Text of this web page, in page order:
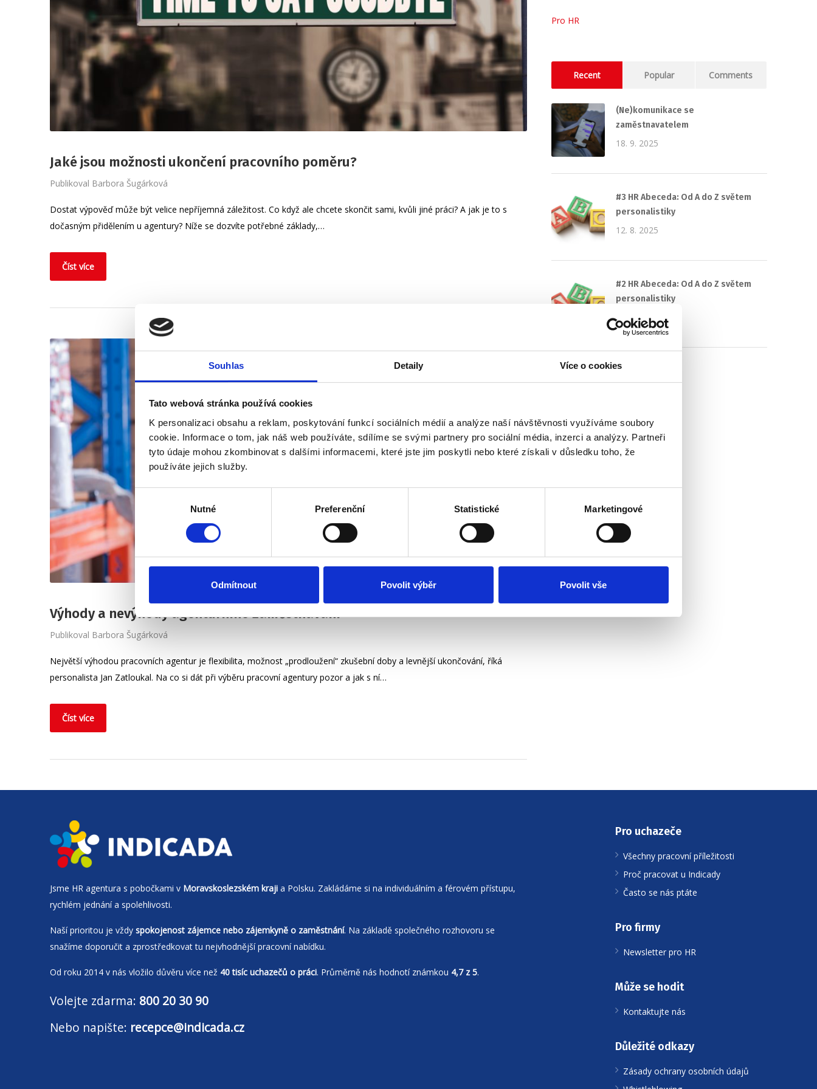
Souhlas Detaily Více o cookies
Tato webová stránka používá cookies
K personalizaci obsahu a reklam, poskytování funkcí sociálních médií a analýze naší návštěvnosti využíváme soubory
cookie. Informace o tom, jak náš web používáte, sdílíme se svými partnery pro sociální média, inzerci a analýzy. Partneři
tyto údaje mohou zkombinovat s dalšími informacemi, které jste jim poskytli nebo které získali v důsledku toho, že
používáte jejich služby.
Výběr
Nutné Preferenční Statistické Marketingové
Odmítnout Povolit výběr Povolit vše
Jaké jsou možnosti ukončení pracovního poměru?
Publikoval Barbora Šugárková
Dostat výpověď může být velice nepříjemná záležitost. Co když ale chcete skončit sami, kvůli jiné práci? A jak je to s
dočasným přidělením u agentury? Níže se dozvíte potřebné základy,…
Číst více
Výhody a nevýhody agenturního zaměstnávání
Publikoval Barbora Šugárková
Největší výhodou pracovních agentur je flexibilita, možnost „prodloužení“ zkušební doby a levnější ukončování, říká
personalista Jan Zatloukal. Na co si dát při výběru pracovní agentury pozor a jak s ní…
Číst více
Pro HR
Recent Popular Comments
(Ne)komunikace se
zaměstnavatelem
18. 9. 2025
#3 HR Abeceda: Od A do Z světem
personalistiky
12. 8. 2025
#2 HR Abeceda: Od A do Z světem
personalistiky
22. 7. 2025
Jsme HR agentura s pobočkami v Moravskoslezském kraji a Polsku. Zakládáme si na individuálním a férovém přístupu,
rychlém jednání a spolehlivosti.
Naší prioritou je vždy spokojenost zájemce nebo zájemkyně o zaměstnání. Na základě společného rozhovoru se
snažíme doporučit a zprostředkovat tu nejvhodnější pracovní nabídku.
Od roku 2014 v nás vložilo důvěru více než 40 tisíc uchazečů o práci. Průměrně nás hodnotí známkou 4,7 z 5.
Volejte zdarma: 800 20 30 90
Nebo napište: recepce@indicada.cz
Pro uchazeče
Všechny pracovní příležitosti
Proč pracovat u Indicady
Často se nás ptáte
Pro firmy
Newsletter pro HR
Může se hodit
Kontaktujte nás
Důležité odkazy
Zásady ochrany osobních údajů